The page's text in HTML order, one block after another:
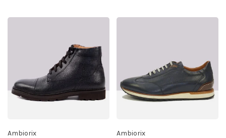
Ambiorix Ambiorix